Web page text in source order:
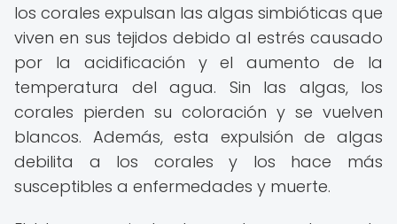
los corales expulsan las algas simbióticas que
viven en sus tejidos debido al estrés causado
por la acidificación y el aumento de la
temperatura del agua. Sin las algas, los
corales pierden su coloración y se vuelven
blancos. Además, esta expulsión de algas
debilita a los corales y los hace más
susceptibles a enfermedades y muerte.